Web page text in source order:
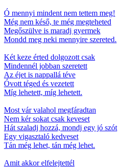
Ó mennyi mindent nem tettem meg!
Még nem késő, te még megteheted
Megőszülve is maradj gyermek
Mondd meg neki mennyire szereted.
Két keze érted dolgozott csak
Mindennél jobban szeretett
Az éjet is nappallá téve
Óvott téged és vezetett
Míg lehetett, míg lehetett.
Most vár valahol megfáradtan
Nem kér sokat csak keveset
Hát szaladj hozzá, mondj egy jó szót
Egy vigasztaló kedveset
Tán még lehet, tán még lehet.
Amit akkor elfelejtettél